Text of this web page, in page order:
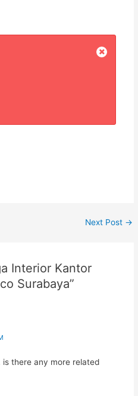
Next Post →
Interior Kantor
Surabaya”
there any more related